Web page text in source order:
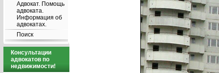
Адвокат. Помощь
адвоката.
Информация об
адвокатах.
Поиск
Консультации
адвокатов по
недвижимости!